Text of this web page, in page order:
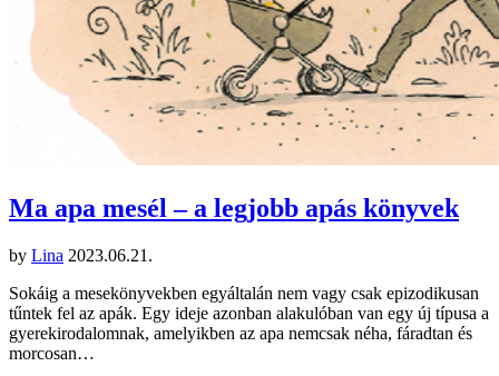
Ma apa mesél – a legjobb apás könyvek
by Lina 2023.06.21.
Sokáig a mesekönyvekben egyáltalán nem vagy csak epizodikusan
tűntek fel az apák. Egy ideje azonban alakulóban van egy új típusa a
gyerekirodalomnak, amelyikben az apa nemcsak néha, fáradtan és
morcosan…